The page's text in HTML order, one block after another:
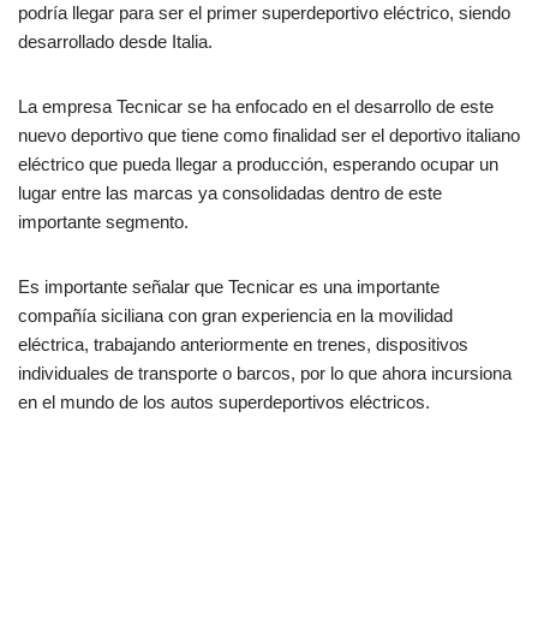
podría llegar para ser el primer superdeportivo eléctrico, siendo
desarrollado desde Italia.
La empresa Tecnicar se ha enfocado en el desarrollo de este
nuevo deportivo que tiene como finalidad ser el deportivo italiano
eléctrico que pueda llegar a producción, esperando ocupar un
lugar entre las marcas ya consolidadas dentro de este
importante segmento.
Es importante señalar que Tecnicar es una importante
compañía siciliana con gran experiencia en la movilidad
eléctrica, trabajando anteriormente en trenes, dispositivos
individuales de transporte o barcos, por lo que ahora incursiona
en el mundo de los autos superdeportivos eléctricos.